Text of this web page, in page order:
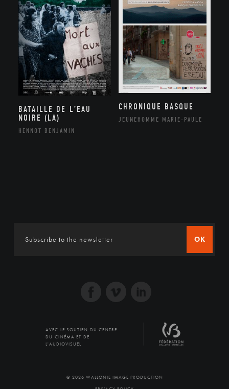
BATAILLE DE L’EAU
NOIRE (LA)
HENNOT BENJAMIN
CHRONIQUE BASQUE
JEUNEHOMME MARIE-PAULE
OK
AVEC LE SOUTIEN DU CENTRE
DU CINÉMA ET DE
L'AUDIOVISUEL
© 2026 WALLONIE IMAGE PRODUCTION